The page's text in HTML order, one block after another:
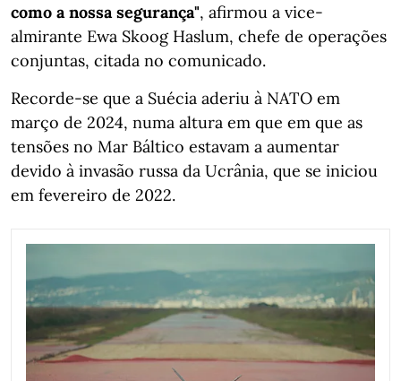
como a nossa segurança", afirmou a vice-
almirante Ewa Skoog Haslum, chefe de operações
conjuntas, citada no comunicado.
Recorde-se que a Suécia aderiu à NATO em
março de 2024, numa altura em que em que as
tensões no Mar Báltico estavam a aumentar
devido à invasão russa da Ucrânia, que se iniciou
em fevereiro de 2022.